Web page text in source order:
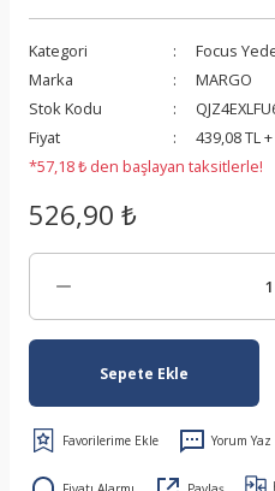
Kategori
Focus
Marka
MARGO
Stok Kodu
Fiyat
439,08 TL
*57,18 ₺ den başlayan taksitlerle!
526,90 ₺
Sepete Ekle
Yorum Yaz